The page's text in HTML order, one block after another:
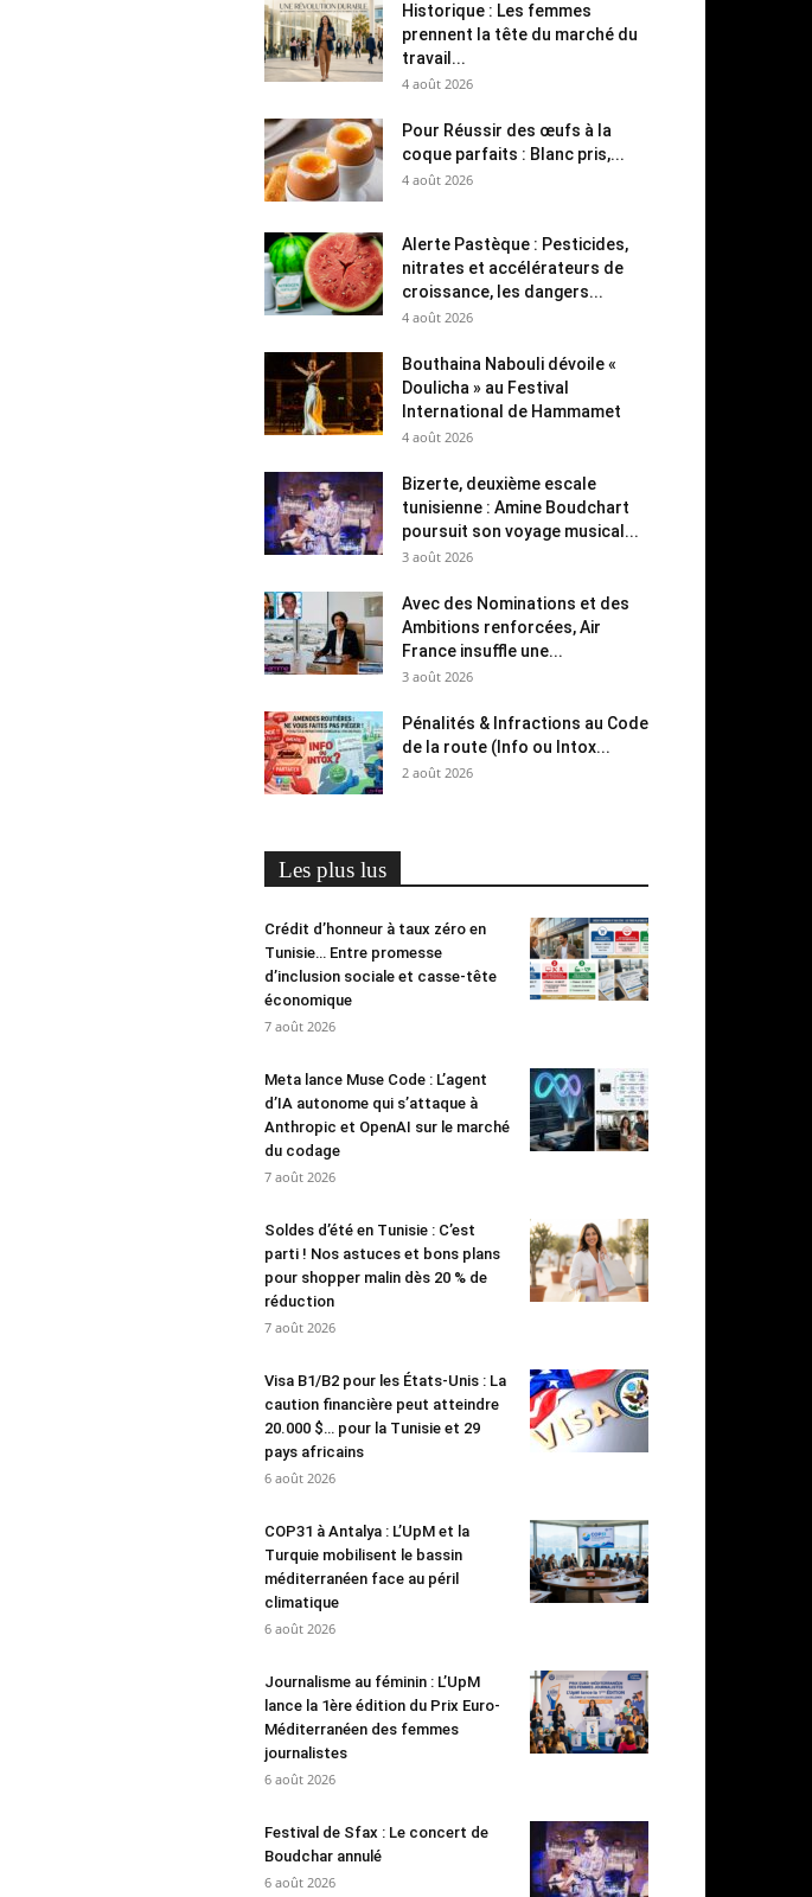
Historique : Les femmes
prennent la tête du marché du
travail...
4 août 2026
Pour Réussir des œufs à la
coque parfaits : Blanc pris,...
4 août 2026
Alerte Pastèque : Pesticides,
nitrates et accélérateurs de
croissance, les dangers...
4 août 2026
Bouthaina Nabouli dévoile «
Doulicha » au Festival
International de Hammamet
4 août 2026
Bizerte, deuxième escale
tunisienne : Amine Boudchart
poursuit son voyage musical...
3 août 2026
Avec des Nominations et des
Ambitions renforcées, Air
France insuffle une...
3 août 2026
Pénalités & Infractions au Code
de la route (Info ou Intox...
2 août 2026
Les plus lus
Crédit d’honneur à taux zéro en
Tunisie… Entre promesse
d’inclusion sociale et casse-tête
économique
7 août 2026
Meta lance Muse Code : L’agent
d’IA autonome qui s’attaque à
Anthropic et OpenAI sur le marché
du codage
7 août 2026
Soldes d’été en Tunisie : C’est
parti ! Nos astuces et bons plans
pour shopper malin dès 20 % de
réduction
7 août 2026
Visa B1/B2 pour les États-Unis : La
caution financière peut atteindre
20.000 $… pour la Tunisie et 29
pays africains
6 août 2026
COP31 à Antalya : L’UpM et la
Turquie mobilisent le bassin
méditerranéen face au péril
climatique
6 août 2026
Journalisme au féminin : L’UpM
lance la 1ère édition du Prix Euro-
Méditerranéen des femmes
journalistes
6 août 2026
Festival de Sfax : Le concert de
Boudchar annulé
6 août 2026